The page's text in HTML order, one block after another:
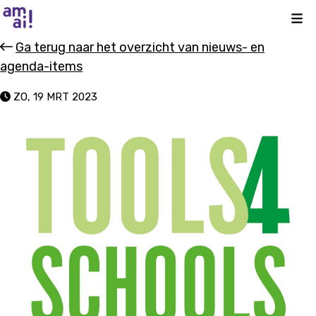
Ga terug naar het overzicht van nieuws- en
agenda-items
ZO, 19 MRT 2023